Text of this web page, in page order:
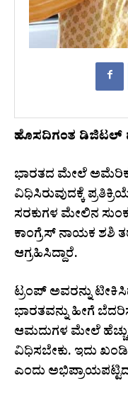
ಹೊಸದಿಗಂತ ಡಿಜಿಟಲ್
ಭಾರತದ ಮೇಲೆ ಅಮೆರಿಕ
ವಿಧಿಸಿರುವುದಕ್ಕೆ
ಸರಕುಗಳ ಮೇಲಿನ
ಕಾಂಗ್ರೆಸ್ ನಾಯಕ ಶಶಿ
ಆಗ್ರಹಿಸಿದ್ದಾರೆ.
ಟ್ರಂಪ್ ಅವರನ್ನು
ಭಾರತವನ್ನು ಹೀಗೆ
ಆಮದುಗಳ ಮೇಲೆ
ವಿಧಿಸಬೇಕು. ಇದು
ಎಂದು